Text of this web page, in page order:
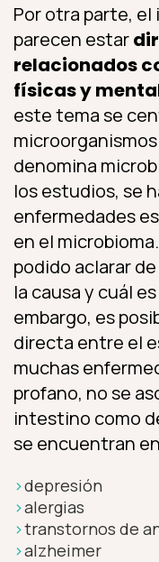
Por otra parte,
parecen estar
relacionados
físicas y
este tema se
denomina
los estudios, se
enfermedades
en el
podido aclarar
la causa y cuál
embargo, es
directa entre el
muchas
profano, no se
intestino como
se encuentran
depresión
alergias
transtornos de
alzheimer